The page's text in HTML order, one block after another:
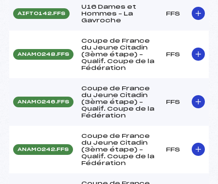
AIFT0142.FFS
U16 Dames et
Hommes – La
Gavroche
FFS
ANAM0248.FFS
Coupe de France
du Jeune Citadin
(3ème étape) –
Qualif. Coupe de la
Fédération
FFS
ANAM0246.FFS
Coupe de France
du Jeune Citadin
(3ème étape) –
Qualif. Coupe de la
Fédération
FFS
ANAM0242.FFS
Coupe de France
du Jeune Citadin
(3ème étape) –
Qualif. Coupe de la
Fédération
FFS